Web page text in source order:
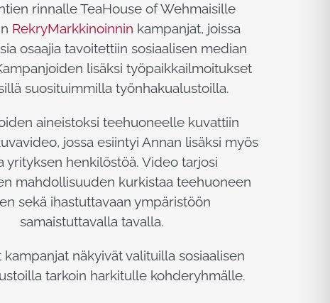
rinnalle TeaHouse of Wehmaisille
RekryMarkkinoinnin kampanjat, joissa
osaajia tavoitettiin sosiaalisen median
lisäksi työpaikkailmoitukset
suosituimmilla työnhakualustoilla.
aineistoksi teehuoneelle kuvattiin
jossa esiintyi Annan lisäksi myös
yrityksen henkilöstöä. Video tarjosi
mahdollisuuden kurkistaa teehuoneen
sekä ihastuttavaan ympäristöön
samaistuttavalla tavalla.
näkyivät valituilla sosiaalisen
tarkoin harkitulle kohderyhmälle.